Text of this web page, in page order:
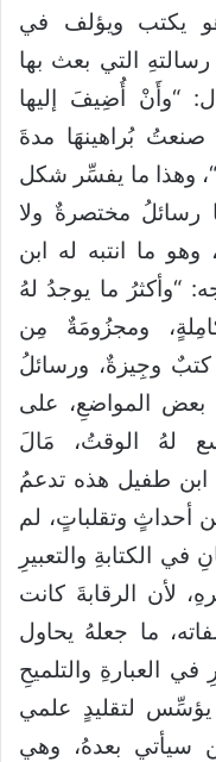
يكتب ويؤلف في
التي بعث بها
“وأَنْ أُضِيفَ إليها
بُراهينهَا مدةَ
“، وهذا ما يفسِّر شكل
رسائلُ مختصرةٌ ولا
ما انتبه له ابن
“وأكثرُ ما يوجدُ لهُ
ومجزُومَةٌ مِن
كتبٌ وجِيزةٌ، ورسائلُ
بعض المواضعِ، على
لهُ الوقتُ، مَالَ
ابن طفيل هذه تدعمُ
أحداثٍ وتقلباتٍ، لم
الكتابةِ والتعبيرِ
لأن الرقابةَ كانت
ما جعلهُ يحاول
العبارةِ والتلميحِ
لتقليدٍ علمي
سيأتي بعدهُ، وهي